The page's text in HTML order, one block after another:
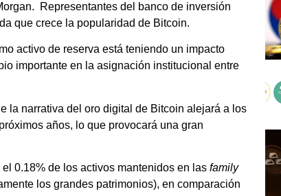
Representantes del banco de inversión
que crece la popularidad de Bitcoin.
activo de reserva está teniendo un impacto
importante en la asignación institucional entre
la narrativa del oro digital de Bitcoin alejará a los
años, lo que provocará una gran
0.18% de los activos mantenidos en las family
los grandes patrimonios), en comparación